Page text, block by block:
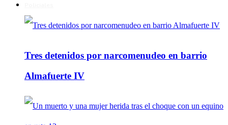
Tres detenidos por narcomenudeo en barrio
Almafuerte IV